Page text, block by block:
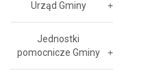
Urząd Gminy
Jednostki
pomocnicze Gminy